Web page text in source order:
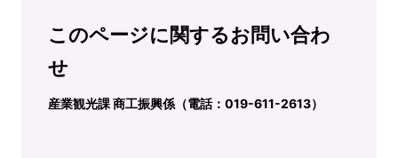
このページに関するお問い合わ
せ
産業観光課 商工振興係（電話：019-611-2613）